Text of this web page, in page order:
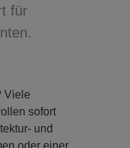
für
Viele
sofort
und
oder einer